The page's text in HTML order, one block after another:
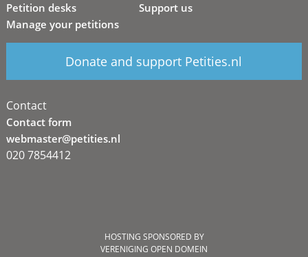
Petition desks
Manage your petitions
Support us
Donate and support Petities.nl
Contact
Contact form
webmaster@petities.nl
020 7854412
HOSTING SPONSORED BY
VERENIGING OPEN DOMEIN